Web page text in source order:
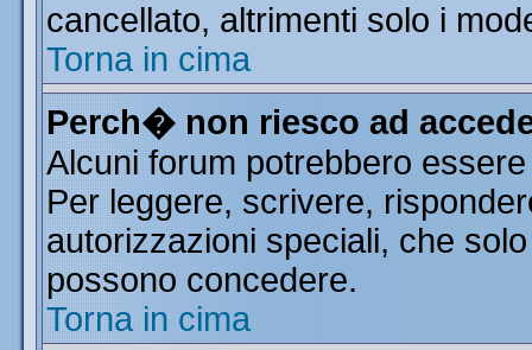
cancellato, altrimenti solo i
Torna in cima
Perch� non riesco ad
Alcuni forum potrebbero
Per leggere, scrivere,
autorizzazioni speciali, che
possono concedere.
Torna in cima